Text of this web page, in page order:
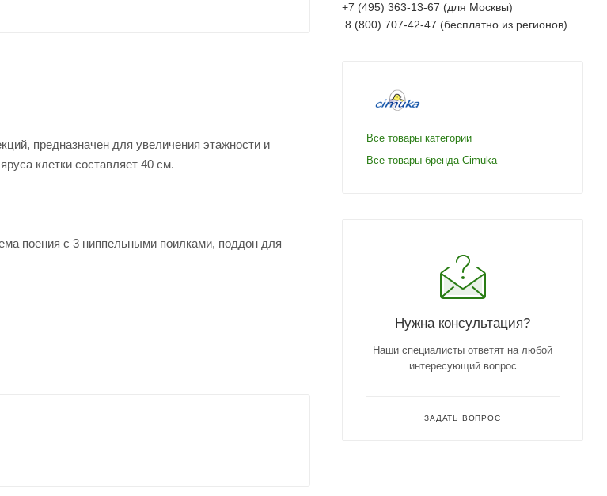
предназначен для увеличения этажности и
клетки составляет 40 см.
поения с 3 ниппельными поилками, поддон для
+7 (495) 363-13-67 (для Москвы)
8 (800) 707-42-47 (бесплатно из регионов)
Все товары категории
Все товары бренда Cimuka
Нужна консультация?
Наши специалисты ответят на любой
интересующий вопрос
ЗАДАТЬ ВОПРОС